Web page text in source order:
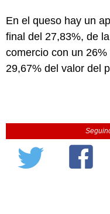
En el queso hay un
final del 27,83%, de
comercio con un
29,67% del valor del